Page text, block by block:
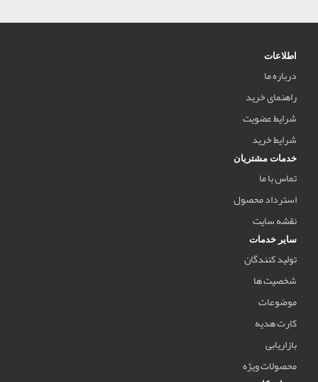
اطلاعات
درباره ما
راهنمای خرید
شرایط عضویت
شرایط خرید
خدمات مشتریان
تماس با ما
استرداد محصول
نقشه سایت
سایر خدمات
تولید کنندگان
شخصیت ها
موضوعات
کارت هدیه
بازاریابی
محصولات ویژه